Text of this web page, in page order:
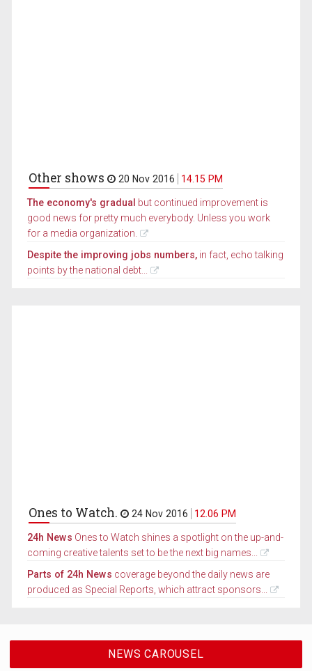
Other shows 20 Nov 2016 14.15 PM
The economy's gradual but continued improvement is
good news for pretty much everybody. Unless you work
for a media organization.
Despite the improving jobs numbers, in fact, echo talking
points by the national debt...
Ones to Watch. 24 Nov 2016 12.06 PM
24h News Ones to Watch shines a spotlight on the up-and-
coming creative talents set to be the next big names...
Parts of 24h News coverage beyond the daily news are
produced as Special Reports, which attract sponsors...
NEWS CAROUSEL